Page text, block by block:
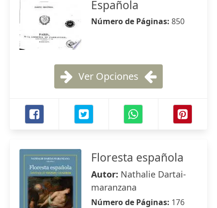
Española
Número de Páginas: 850
Ver Opciones
Floresta española
Autor: Nathalie Dartai-
maranzana
Número de Páginas: 176